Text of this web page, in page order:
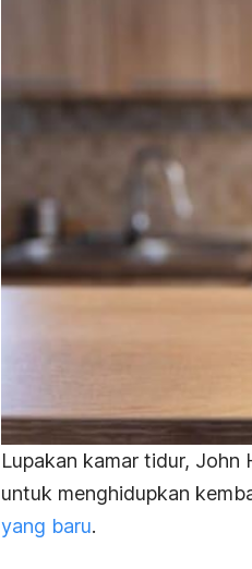
Lupakan kamar tidur,
untuk menghidupkan
yang baru.